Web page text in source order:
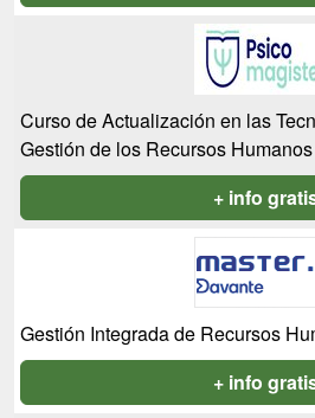
Curso de Actualización en las
Gestión de los Recursos Humanos
+ info
Gestión Integrada de Recursos
+ info